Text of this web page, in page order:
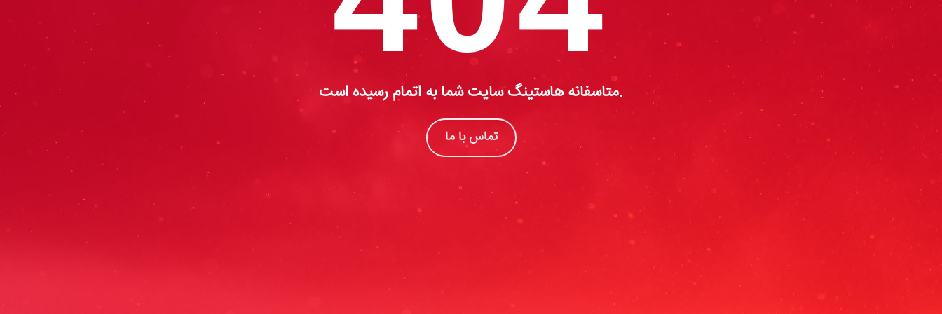
متاسفانه هاستینگ سایت شما به اتمام رسیده است.
تماس با ما